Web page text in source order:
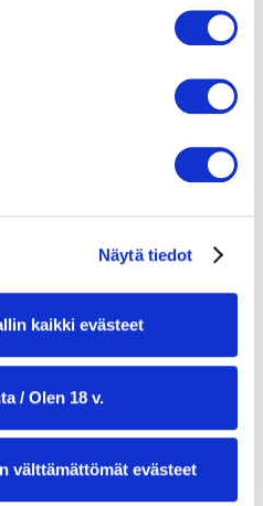
Näytä tiedot
kaikki evästeet
/ Olen 18 v.
välttämättömät evästeet
tai hapankermaa
hienonnettuna
hienoksi silputtuna
myllystä